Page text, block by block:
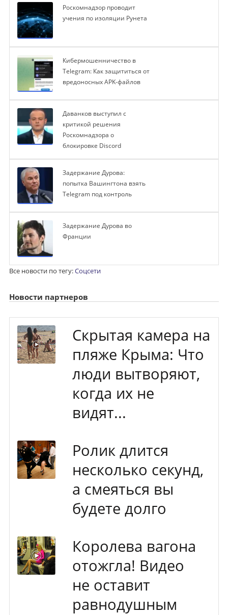
Роскомнадзор проводит
учения по изоляции Рунета
Кибермошенничество в
Telegram: Как защититься от
вредоносных APK-файлов
Даванков выступил с
критикой решения
Роскомнадзора о
блокировке Discord
Задержание Дурова:
попытка Вашингтона взять
Telegram под контроль
Задержание Дурова во
Франции
Все новости по тегу:Соцсети
Новости партнеров
Скрытая камера на
пляже Крыма: Что
люди вытворяют,
когда их не
видят...
Ролик длится
несколько секунд,
а смеяться вы
будете долго
Королева вагона
отожгла! Видео
не оставит
равнодушным